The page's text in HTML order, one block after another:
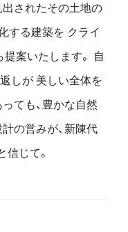
されたその土地の
する建築を クライ
案いたします。
自
しが 美しい全体を
ても、豊かな自然
の営みが、新陳代
じて。